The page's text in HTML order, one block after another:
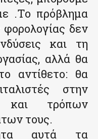
.Το πρόβλημα
φορολογίας δεν
και τη
αλλά θα
αντίθετο: θα
στην
και τρόπων
τους.
αυτά τα